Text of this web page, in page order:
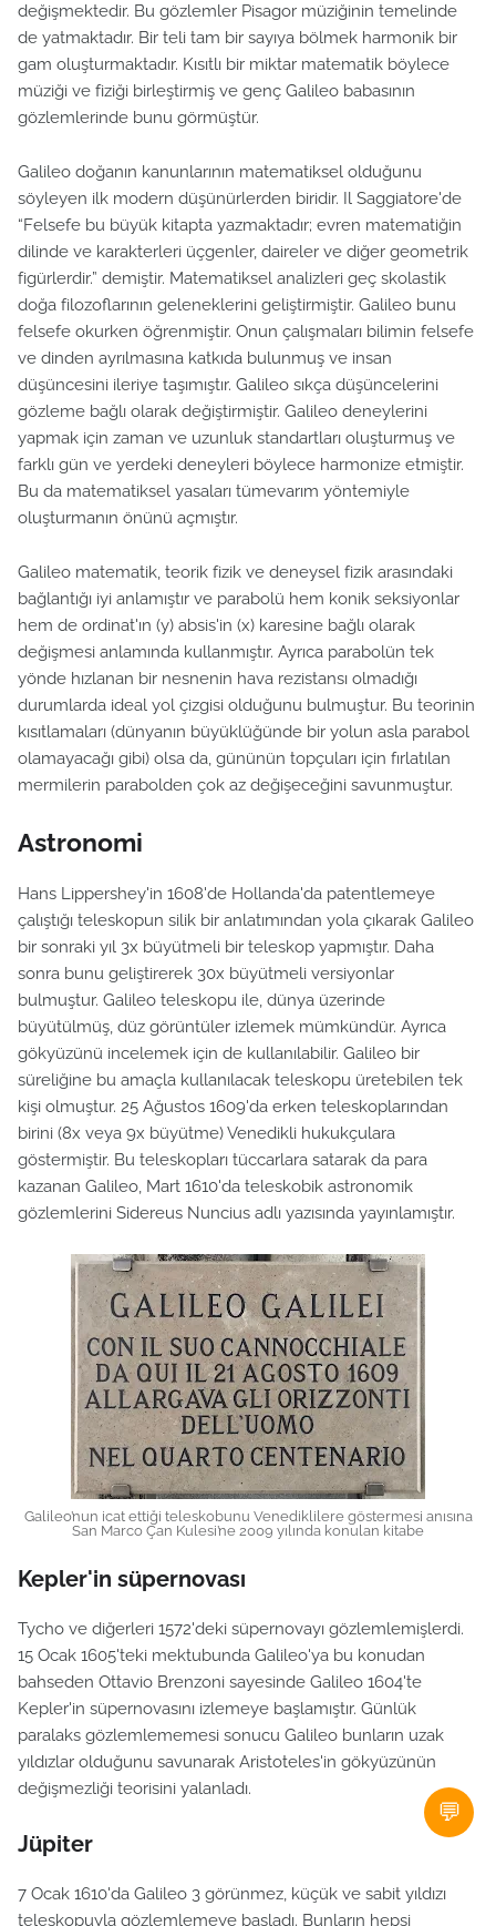
değişmektedir. Bu gözlemler Pisagor müziğinin temelinde
de yatmaktadır. Bir teli tam bir sayıya bölmek harmonik bir
gam oluşturmaktadır. Kısıtlı bir miktar matematik böylece
müziği ve fiziği birleştirmiş ve genç Galileo babasının
gözlemlerinde bunu görmüştür.
Galileo doğanın kanunlarının matematiksel olduğunu
söyleyen ilk modern düşünürlerden biridir. Il Saggiatore'de
“Felsefe bu büyük kitapta yazmaktadır; evren matematiğin
dilinde ve karakterleri üçgenler, daireler ve diğer geometrik
figürlerdir.” demiştir. Matematiksel analizleri geç skolastik
doğa filozoflarının geleneklerini geliştirmiştir. Galileo bunu
felsefe okurken öğrenmiştir. Onun çalışmaları bilimin felsefe
ve dinden ayrılmasına katkıda bulunmuş ve insan
düşüncesini ileriye taşımıştır. Galileo sıkça düşüncelerini
gözleme bağlı olarak değiştirmiştir. Galileo deneylerini
yapmak için zaman ve uzunluk standartları oluşturmuş ve
farklı gün ve yerdeki deneyleri böylece harmonize etmiştir.
Bu da matematiksel yasaları tümevarım yöntemiyle
oluşturmanın önünü açmıştır.
Galileo matematik, teorik fizik ve deneysel fizik arasındaki
bağlantığı iyi anlamıştır ve parabolü hem konik seksiyonlar
hem de ordinat'ın (y) absis'in (x) karesine bağlı olarak
değişmesi anlamında kullanmıştır. Ayrıca parabolün tek
yönde hızlanan bir nesnenin hava rezistansı olmadığı
durumlarda ideal yol çizgisi olduğunu bulmuştur. Bu teorinin
kısıtlamaları (dünyanın büyüklüğünde bir yolun asla parabol
olamayacağı gibi) olsa da, gününün topçuları için fırlatılan
mermilerin parabolden çok az değişeceğini savunmuştur.
Astronomi
Hans Lippershey'in 1608'de Hollanda'da patentlemeye
çalıştığı teleskopun silik bir anlatımından yola çıkarak Galileo
bir sonraki yıl 3x büyütmeli bir teleskop yapmıştır. Daha
sonra bunu geliştirerek 30x büyütmeli versiyonlar
bulmuştur. Galileo teleskopu ile, dünya üzerinde
büyütülmüş, düz görüntüler izlemek mümkündür. Ayrıca
gökyüzünü incelemek için de kullanılabilir. Galileo bir
süreliğine bu amaçla kullanılacak teleskopu üretebilen tek
kişi olmuştur. 25 Ağustos 1609'da erken teleskoplarından
birini (8x veya 9x büyütme) Venedikli hukukçulara
göstermiştir. Bu teleskopları tüccarlara satarak da para
kazanan Galileo, Mart 1610'da teleskobik astronomik
gözlemlerini Sidereus Nuncius adlı yazısında yayınlamıştır.
Galileo’nun icat ettiği teleskobunu Venediklilere göstermesi anısına
San Marco Çan Kulesi’ne 2009 yılında konulan kitabe
Kepler'in süpernovası
Tycho ve diğerleri 1572'deki süpernovayı gözlemlemişlerdi.
15 Ocak 1605'teki mektubunda Galileo'ya bu konudan
bahseden Ottavio Brenzoni sayesinde Galileo 1604'te
Kepler'in süpernovasını izlemeye başlamıştır. Günlük
paralaks gözlemlememesi sonucu Galileo bunların uzak
yıldızlar olduğunu savunarak Aristoteles'in gökyüzünün
değişmezliği teorisini yalanladı.
Jüpiter
7 Ocak 1610'da Galileo 3 görünmez, küçük ve sabit yıldızı
teleskopuyla gözlemlemeye başladı. Bunların hepsi
💬